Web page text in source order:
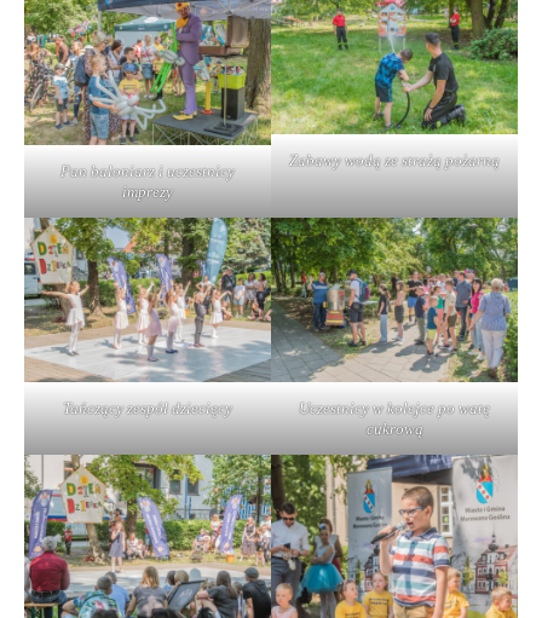
Pan baloniarz i uczestnicy
imprezy
Zabawy wodą ze strażą pożarną
Tańczący zespół dziecięcy
Uczestnicy w kolejce po watę
cukrową